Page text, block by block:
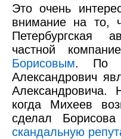
Это очень
внимание на то,
Петербургская
частной
Борисовым. По
Александрович
Александровича.
когда Михеев
сделал
скандальную